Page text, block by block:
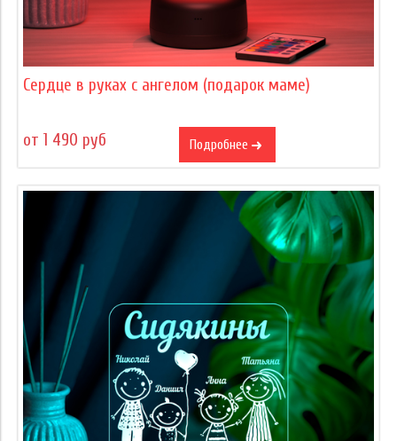
Сердце в руках с ангелом (подарок маме)
от 1 490 руб Подробнее